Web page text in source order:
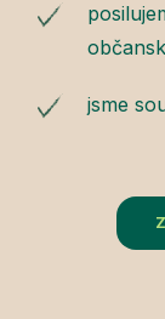
jsme